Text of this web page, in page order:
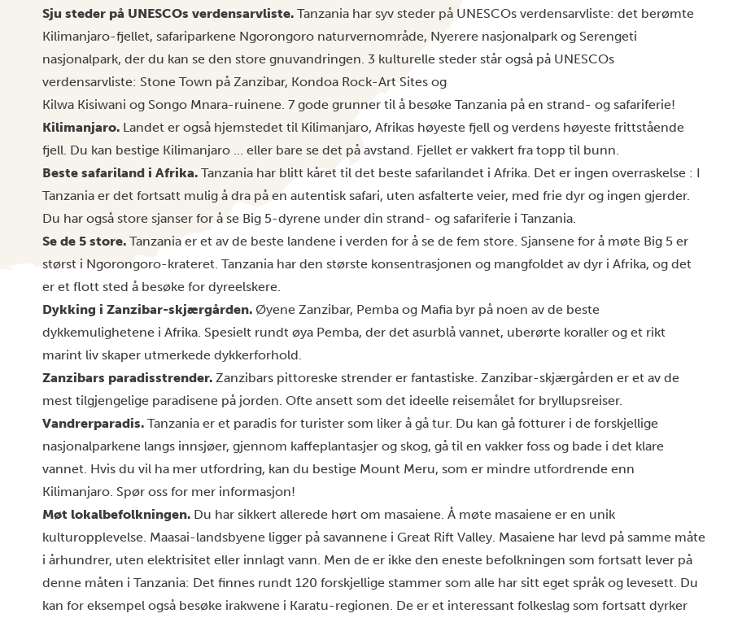
Sju steder på UNESCOs verdensarvliste. Tanzania har syv steder på UNESCOs verdensarvliste: det berømte
Kilimanjaro-fjellet, safariparkene Ngorongoro naturvernområde, Nyerere nasjonalpark og Serengeti
nasjonalpark, der du kan se den store gnuvandringen. 3 kulturelle steder står også på UNESCOs
verdensarvliste: Stone Town på Zanzibar, Kondoa Rock-Art Sites og
Kilwa Kisiwani og Songo Mnara-ruinene. 7 gode grunner til å besøke Tanzania på en strand- og safariferie!
Kilimanjaro. Landet er også hjemstedet til Kilimanjaro, Afrikas høyeste fjell og verdens høyeste frittstående
fjell. Du kan bestige Kilimanjaro … eller bare se det på avstand. Fjellet er vakkert fra topp til bunn.
Beste safariland i Afrika. Tanzania har blitt kåret til det beste safarilandet i Afrika. Det er ingen overraskelse : I
Tanzania er det fortsatt mulig å dra på en autentisk safari, uten asfalterte veier, med frie dyr og ingen gjerder.
Du har også store sjanser for å se Big 5-dyrene under din strand- og safariferie i Tanzania.
Se de 5 store. Tanzania er et av de beste landene i verden for å se de fem store. Sjansene for å møte Big 5 er
størst i Ngorongoro-krateret. Tanzania har den største konsentrasjonen og mangfoldet av dyr i Afrika, og det
er et flott sted å besøke for dyreelskere.
Dykking i Zanzibar-skjærgården. Øyene Zanzibar, Pemba og Mafia byr på noen av de beste
dykkemulighetene i Afrika. Spesielt rundt øya Pemba, der det asurblå vannet, uberørte koraller og et rikt
marint liv skaper utmerkede dykkerforhold.
Zanzibars paradisstrender. Zanzibars pittoreske strender er fantastiske. Zanzibar-skjærgården er et av de
mest tilgjengelige paradisene på jorden. Ofte ansett som det ideelle reisemålet for bryllupsreiser.
Vandrerparadis. Tanzania er et paradis for turister som liker å gå tur. Du kan gå fotturer i de forskjellige
nasjonalparkene langs innsjøer, gjennom kaffeplantasjer og skog, gå til en vakker foss og bade i det klare
vannet. Hvis du vil ha mer utfordring, kan du bestige Mount Meru, som er mindre utfordrende enn
Kilimanjaro. Spør oss for mer informasjon!
Møt lokalbefolkningen. Du har sikkert allerede hørt om masaiene. Å møte masaiene er en unik
kulturopplevelse. Maasai-landsbyene ligger på savannene i Great Rift Valley. Masaiene har levd på samme måte
i århundrer, uten elektrisitet eller innlagt vann. Men de er ikke den eneste befolkningen som fortsatt lever på
denne måten i Tanzania: Det finnes rundt 120 forskjellige stammer som alle har sitt eget språk og levesett. Du
kan for eksempel også besøke irakwene i Karatu-regionen. De er et interessant folkeslag som fortsatt dyrker